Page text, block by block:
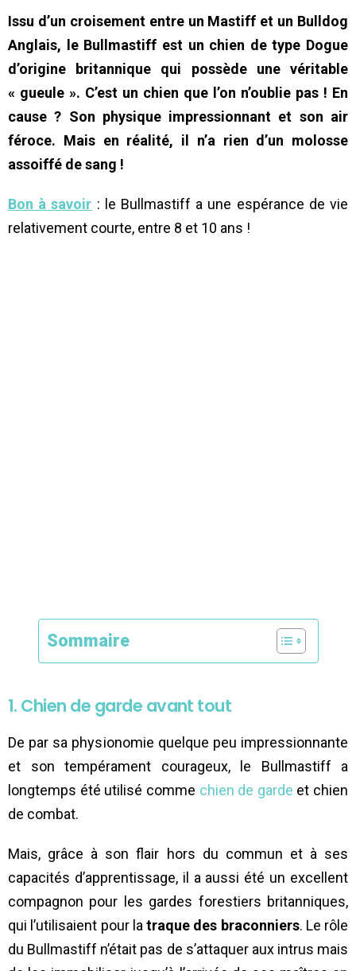
Issu d’un croisement entre un Mastiff et un Bulldog
Anglais, le Bullmastiff est un chien de type Dogue
d’origine britannique qui possède une véritable
« gueule ». C’est un chien que l’on n’oublie pas ! En
cause ? Son physique impressionnant et son air
féroce. Mais en réalité, il n’a rien d’un molosse
assoiffé de sang !
Bon à savoir : le Bullmastiff a une espérance de vie
relativement courte, entre 8 et 10 ans !
Sommaire
1. Chien de garde avant tout
De par sa physionomie quelque peu impressionnante
et son tempérament courageux, le Bullmastiff a
longtemps été utilisé comme chien de garde et chien
de combat.
Mais, grâce à son flair hors du commun et à ses
capacités d’apprentissage, il a aussi été un excellent
compagnon pour les gardes forestiers britanniques,
qui l’utilisaient pour latraque des braconniers. Le rôle
du Bullmastiff n’était pas de s’attaquer aux intrus mais